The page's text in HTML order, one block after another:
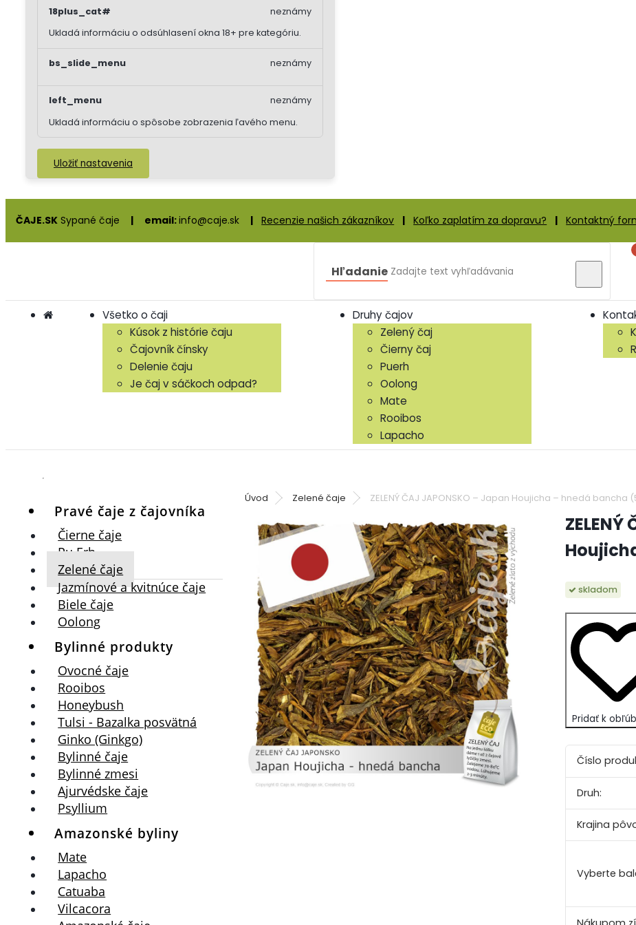
18plus_cat#
Ukladá informáciu o odsúhlasení okna 18+ pre kategóriu.
neznámy
bs_slide_menu neznámy
left_menu
Ukladá informáciu o spôsobe zobrazenia ľavého menu.
neznámy
Uložiť nastavenia
ČAJE.SK Sypané čaje | email:info@caje.sk |Recenzie našich zákazníkov |Koľko zaplatím za dopravu? |Kontaktný
Všetko o čaji
Kúsok z histórie čaju
Čajovník čínsky
Delenie čaju
Je čaj v sáčkoch odpad?
Druhy čajov
Zelený čaj
Čierny čaj
Puerh
Oolong
Mate
Rooibos
Lapacho
Hľadanie
Pravé čaje z čajovníka
Čierne čaje
Pu Erh
Zelené čaje
Jazmínové a kvitnúce čaje
Biele čaje
Oolong
Bylinné produkty
Ovocné čaje
Rooibos
Honeybush
Tulsi - Bazalka posvätná
Ginko (Ginkgo)
Bylinné čaje
Bylinné zmesi
Ajurvédske čaje
Psyllium
Amazonské byliny
Mate
Lapacho
Catuaba
Vilcacora
Úvod Zelené čaje ZELENÝ ČAJ JAPONSKO – Japan Houjicha – hnedá bancha
skladom
Pridať k
Číslo
Druh:
Krajina
Vyberte